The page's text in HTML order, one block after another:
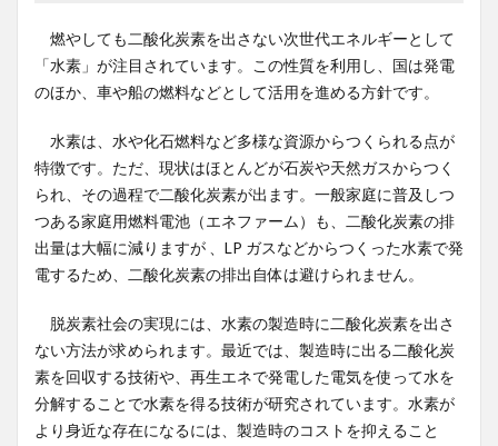
燃やしても二酸化炭素を出さない次世代エネルギーとして
「水素」が注目されています。この性質を利用し、国は発電
のほか、車や船の燃料などとして活用を進める方針です。
水素は、水や化石燃料など多様な資源からつくられる点が
特徴です。ただ、現状はほとんどが石炭や天然ガスからつく
られ、その過程で二酸化炭素が出ます。一般家庭に普及しつ
つある家庭用燃料電池（エネファーム）も、二酸化炭素の排
出量は大幅に減りますが 、LP ガスなどからつくった水素で発
電するため、二酸化炭素の排出自体は避けられません。
脱炭素社会の実現には、水素の製造時に二酸化炭素を出さ
ない方法が求められます。最近では、製造時に出る二酸化炭
素を回収する技術や、再生エネで発電した電気を使って水を
分解することで水素を得る技術が研究されています。水素が
より身近な存在になるには、製造時のコストを抑えること